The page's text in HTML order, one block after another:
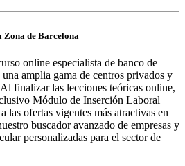
de Barcelona
online especialista de banco de
amplia gama de centros privados y
finalizar las lecciones teóricas online,
Módulo de Inserción Laboral
las ofertas vigentes más atractivas en
buscador avanzado de empresas y
personalizadas para el sector de